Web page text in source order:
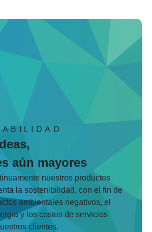
aún mayores
nuestros productos
la sostenibilidad, con el fin de
ambientales negativos, el
y los costos de servicios
clientes.